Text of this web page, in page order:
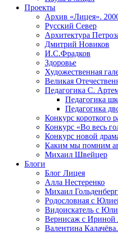
Проекты
Архив «Лицея».
Русский Север
Архитектура
Дмитрий Новиков
И.С.Фрадков
Здоровье
Художественная
Великая
Педагогика С.
Педагогика
Педагогика
Конкурс короткого
Конкурс «Во весь
Конкурс новой
Каким мы помним
Михаил Швейцер
Блоги
Блог Лицея
Алла Нестеренко
Михаил Гольденберг
Родословная с
Видоискатель с
Вернисаж с Ириной
Валентина